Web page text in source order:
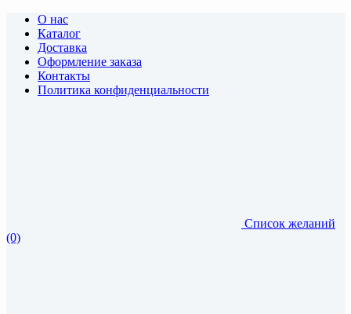
О нас
Каталог
Доставка
Оформление заказа
Контакты
Политика конфиденциальности
Список желаний
(0)